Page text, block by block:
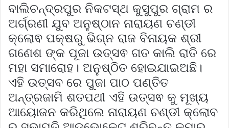
ବାଲିଚନ୍ଦ୍ରପୁର ନିକଟସ୍ଥ କୁସୁପୁର ଗ୍ରାମ ର
ଅର୍ଗ୍ରଣୀ ଯୁବ ଅନୁଷ୍ଠାନ ନାରାୟଣ ଚଣ୍ଡୀ
କ୍ଲୋଵ ପକ୍ଷରୁ ଭିଗ୍ନ ରାଜ ବିନାୟକ ଶ୍ରୀ
ଗଣେଶ ଙ୍କ ପୂଜା ଉତ୍ସଵ ଗତ କାଲି ରାତି ରେ
ମହା ସମାରୋହ। ଅନୁଷ୍ଠିତ ହୋଇଯାଇଅଛି।
ଏହି ଉତ୍ସବ ରେ ପୁଜା ପାଠ ପଣ୍ତିତ
ଅନ୍ତ୍ରଜାମି ଶତପଥୀ ଏହି ଉତ୍ସଵ କୁ ମୂଖ୍ୟ
ଆୟୋଜନ କରିଥିଲେ ନାରାୟଣ ଚଣ୍ଡୀ କ୍ଲୋବ